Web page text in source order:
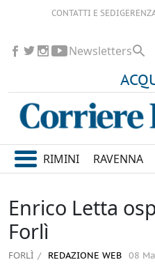
CONTATTI E SEDI
Newsletters
RIMINI RAVENNA
Enrico Letta
Forlì
FORLÌ REDAZIONE WEB 08